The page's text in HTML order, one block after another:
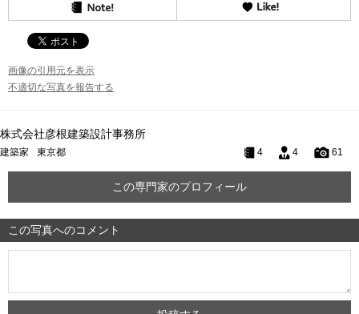
画像の引用元を表示
不適切な写真を報告する
株式会社彦根建築設計事務所
建築家 東京都 4 4 61
この専門家のプロフィール
この写真へのコメント